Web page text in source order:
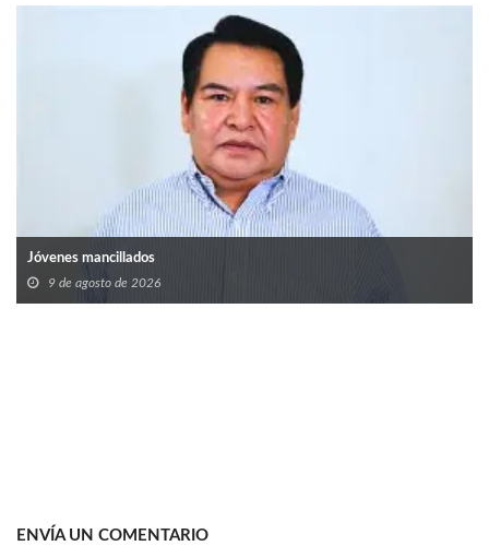
Jóvenes mancillados
9 de agosto de 2026
ENVÍA UN COMENTARIO